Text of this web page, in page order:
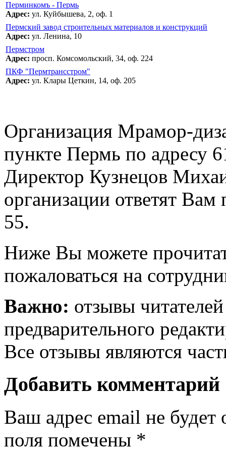
Перминкомъ - Пермь
Адрес: ул. Куйбышева, 2, оф. 1
Пермский завод строительных материалов и конструкций
Адрес: ул. Ленина, 10
Пермстром
Адрес: просп. Комсомольский, 34, оф. 224
ПКФ "Пермтрансстром"
Адрес: ул. Клары Цеткин, 14, оф. 205
Организация Мрамор-
пункте Пермь по адресу
Директор Кузнецов
организации ответят
55.
Ниже Вы можете
пожаловаться на
Важно: отзывы
предварительного
Все отзывы являются
Добавить комментарий
Ваш адрес email не будет
поля помечены *